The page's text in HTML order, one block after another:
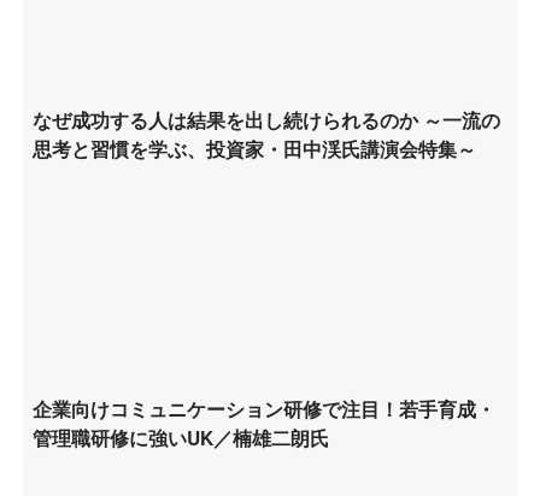
なぜ成功する人は結果を出し続けられるのか ～一流の
思考と習慣を学ぶ、投資家・田中渓氏講演会特集～
企業向けコミュニケーション研修で注目！若手育成・
管理職研修に強いUK／楠雄二朗氏